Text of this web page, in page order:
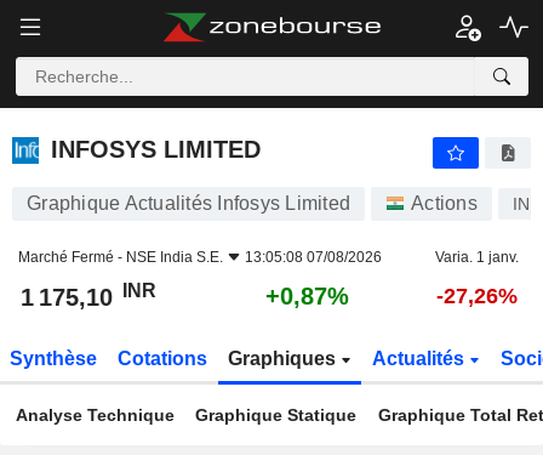
INFOSYS LIMITED
INFOSYS LIMITED
Graphique Actualités Infosys Limited Actions
Marché Fermé - NSE India S.E. 13:05:08 07/08/2026 Varia. 1 janv.
1 175,10 INR +0,87% -27,26%
Synthèse Cotations Graphiques Actualités
Analyse Technique Graphique Statique Graphique Total